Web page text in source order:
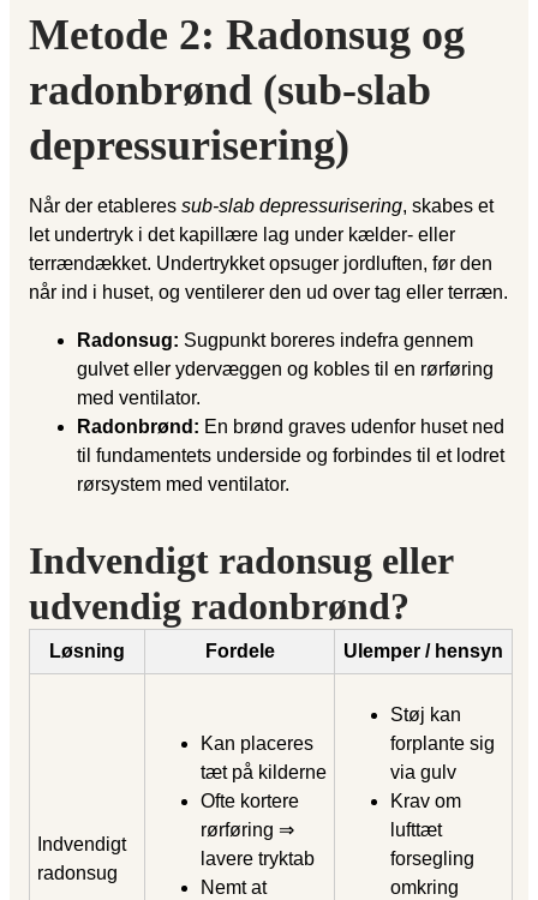
Metode 2: Radonsug og
radonbrønd (sub-slab
depressurisering)
Når der etableres sub-slab depressurisering, skabes et
let undertryk i det kapillære lag under kælder- eller
terrændækket. Undertrykket opsuger jordluften, før den
når ind i huset, og ventilerer den ud over tag eller terræn.
Radonsug: Sugpunkt boreres indefra gennem
gulvet eller ydervæggen og kobles til en rørføring
med ventilator.
Radonbrønd: En brønd graves udenfor huset ned
til fundamentets underside og forbindes til et lodret
rørsystem med ventilator.
Indvendigt radonsug eller
udvendig radonbrønd?
Løsning Fordele Ulemper / hensyn
Indvendigt
radonsug
Kan placeres
tæt på kilderne
Ofte kortere
rørføring ⇒
lavere tryktab
Nemt at
Støj kan
forplante sig
via gulv
Krav om
lufttæt
forsegling
omkring